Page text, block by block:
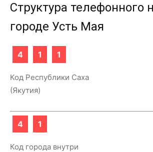
Структура телефонного
городе Усть Мая
4 1 1
Код Республики Саха
(Якутия)
4 1
Код города внутри